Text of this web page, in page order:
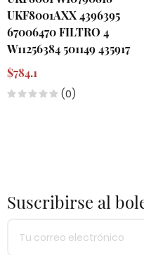
UKF8001AXX 4396395
67006470 FILTRO 4
W11256384 501149 435917
$784.1
(0)
Suscribirse al